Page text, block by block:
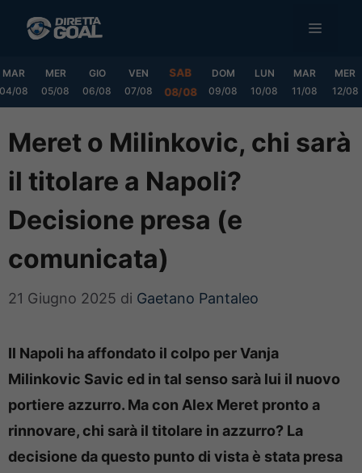
MENU
MAR
04/08
MER
05/08
GIO
06/08
VEN
07/08
SAB
08/08
DOM
09/08
LUN
10/08
MAR
11/08
MER
12/08
Meret o Milinkovic, chi sarà
il titolare a Napoli?
Decisione presa (e
comunicata)
21 Giugno 2025 di Gaetano Pantaleo
Il Napoli ha affondato il colpo per Vanja
Milinkovic Savic ed in tal senso sarà lui il nuovo
portiere azzurro. Ma con Alex Meret pronto a
rinnovare, chi sarà il titolare in azzurro? La
decisione da questo punto di vista è stata presa